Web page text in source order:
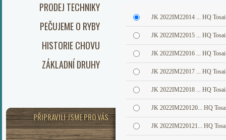
PRODEJ TECHNIKY
PEČUJEME O RYBY
HISTORIE CHOVU
ZÁKLADNÍ DRUHY
PŘIPRAVILI JSME PRO VÁS
JK 2022IM22014 ... HQ
JK 2022IM22015 ... HQ
JK 2022IM22016 ... HQ
JK 2022IM22017 ... HQ
JK 2022IM22018 ... HQ
JK 2022IM220120... HQ
JK 2022IM220121... HQ